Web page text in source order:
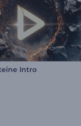
Intro